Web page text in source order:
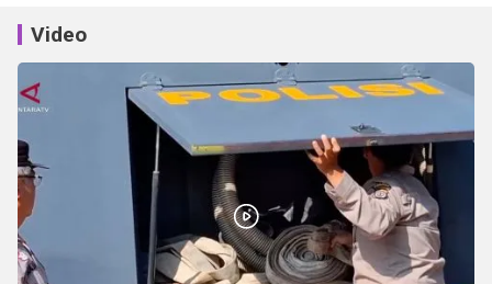
Video